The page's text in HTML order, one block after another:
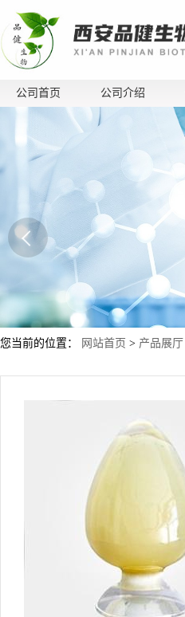
公司首页 公司介绍
您当前的位置： 网站首页 > 产品展厅